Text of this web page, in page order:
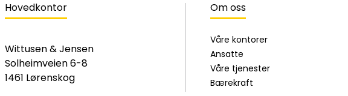
Hovedkontor
Wittusen & Jensen
Solheimveien 6-8
1461 Lørenskog
Om oss
Våre kontorer
Ansatte
Våre tjenester
Bærekraft